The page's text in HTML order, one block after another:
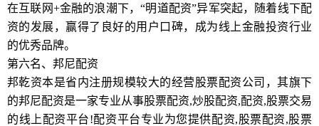
在互联网+金融的浪潮下，“明道配资”异军突起，随着线下配
资的发展，赢得了良好的用户口碑，成为线上金融投资行业
的优秀品牌。
第六名、邦尼配资
邦乾资本是省内注册规模较大的经营股票配资公司，其旗下
的邦尼配资是一家专业从事股票配资,炒股配资,配资,股票交易
的线上配资平台!配资平台专业为您提供配资,股票配资,股票